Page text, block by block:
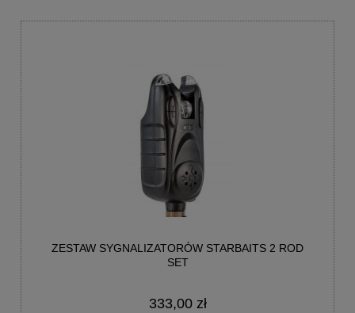
ZESTAW SYGNALIZATORÓW STARBAITS 2 ROD
SET
333,00 zł